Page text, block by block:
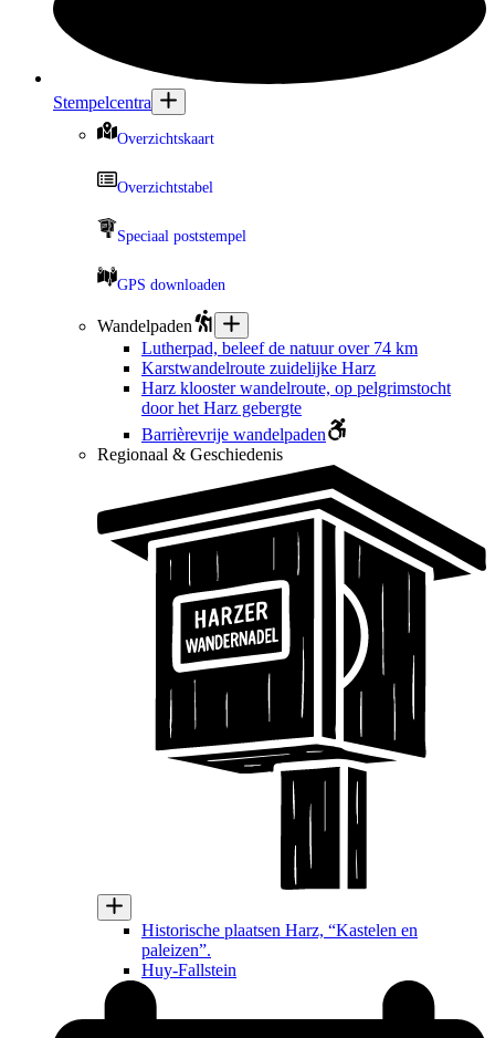
Stempelcentra
Overzichtskaart
Overzichtstabel
Speciaal poststempel
GPS downloaden
Wandelpaden
Lutherpad, beleef de natuur over 74 km
Karstwandelroute zuidelijke Harz
Harz klooster wandelroute, op pelgrimstocht
door het Harz gebergte
Barrièrevrije wandelpaden
Regionaal & Geschiedenis
Historische plaatsen Harz, “Kastelen en
paleizen”.
Huy-Fallstein